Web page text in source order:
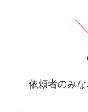
依頼者のみ